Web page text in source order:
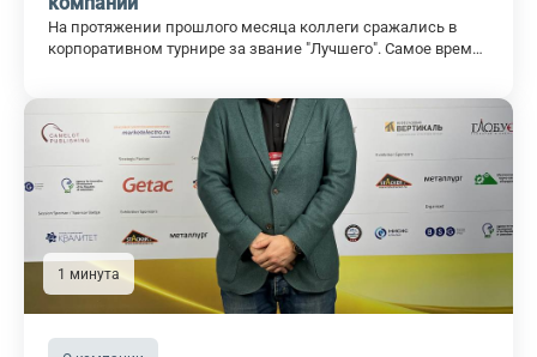
На протяжении прошлого месяца коллеги сражались в
корпоративном турнире за звание "Лучшего". Самое время
Максим (Инженер-технолог) 3 МЕСТО-Ищанов Батыр
(Инженер-технолог) Победитель женской категории 1
МЕСТО -Шибанова Наталья (Помощник Генерального
директора) Ноябрь получился жарким!
1 минута